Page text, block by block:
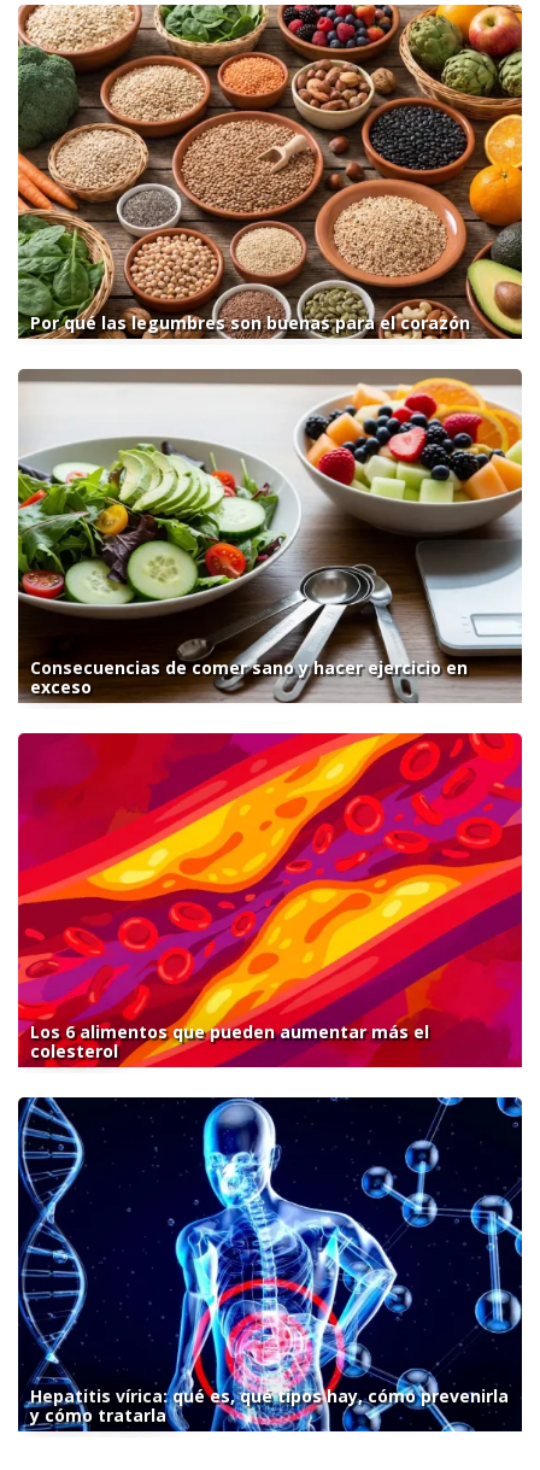
Por qué las legumbres son buenas para el corazón
Consecuencias de comer sano y hacer ejercicio en
exceso
Los 6 alimentos que pueden aumentar más el
colesterol
Hepatitis vírica: qué es, qué tipos hay, cómo prevenirla
y cómo tratarla